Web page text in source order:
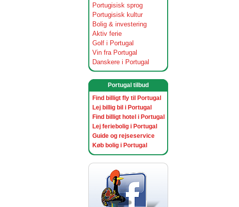
Portugisisk sprog
Portugisisk kultur
Bolig & investering
Aktiv ferie
Golf i Portugal
Vin fra Portugal
Danskere i Portugal
Portugal tilbud
Find billigt fly til Portugal
Lej billig bil i Portugal
Find billigt hotel i Portugal
Lej feriebolig i Portugal
Guide og rejseservice
Køb bolig i Portugal